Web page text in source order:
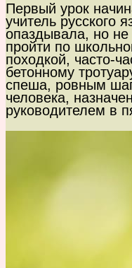
Первый урок
учитель русского
опаздывала, но не
пройти по
походкой, часто-
бетонному
спеша, ровным
человека,
руководителем в